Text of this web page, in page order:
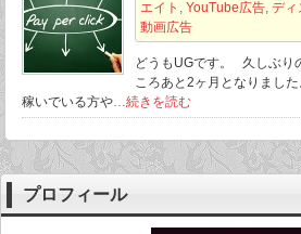
エイト
,YouTube広告 ,ディ
動画広告
どうもUGです。 久しぶり
ころあと2ヶ月となりまし
稼いでいる方や …続きを読む
プロフィール